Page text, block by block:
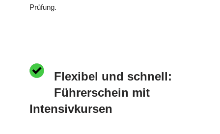
Prüfung.
Flexibel und schnell:
Führerschein mit
Intensivkursen